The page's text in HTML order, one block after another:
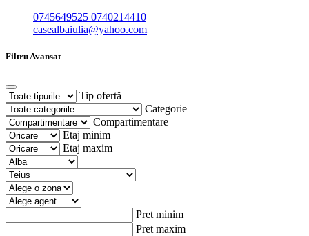
0745649525 0740214410
casealbaiulia@yahoo.com
Filtru Avansat
Tip ofertă
Categorie
Compartimentare
Etaj minim
Etaj maxim
Pret minim
Pret maxim